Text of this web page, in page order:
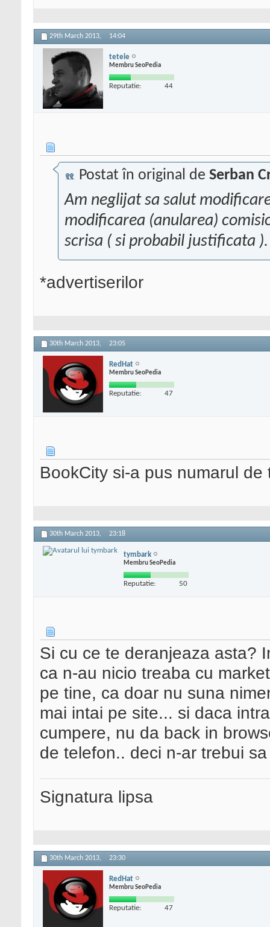
29th March 2013, 14:04
tetele
Membru SeoPedia
Reputatie: 44
Postat în original de Serban
Am neglijat sa salut
modificarea (anularea)
scrisa ( si probabil justificata ).
*advertiserilor
30th March 2013, 23:05
RedHat
Membru SeoPedia
Reputatie: 47
BookCity si-a pus numarul
30th March 2013, 23:18
tymbark
Membru SeoPedia
Reputatie: 50
Si cu ce te deranjeaza asta?
ca n-au nicio treaba cu
pe tine, ca doar nu suna
mai intai pe site... si daca
cumpere, nu da back in
de telefon.. deci n-ar trebui
Signatura lipsa
30th March 2013, 23:30
RedHat
Membru SeoPedia
Reputatie: 47